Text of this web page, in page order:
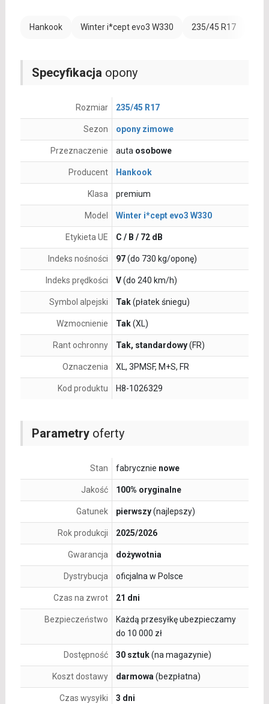
Hankook Winter i*cept evo3 W330 235/45 R17
Parametryoferty
Stan fabrycznie nowe
Jakość 100% oryginalne
Gatunek pierwszy(najlepszy)
Rok produkcji 2025/2026
Gwarancja dożywotnia
Dystrybucja oficjalna w Polsce
Czas na zwrot 21 dni
Bezpieczeństwo
Każdą przesyłkę ubezpieczamy
do 10 000 zł
Dostępność 30 sztuk(na magazynie)
Koszt dostawy darmowa (bezpłatna)
Czas wysyłki 3 dni
Specyfikacja opony
Rozmiar 235/45 R17
Sezon opony zimowe
Przeznaczenie auta osobowe
Producent Hankook
Klasa premium
Model Winter i*cept evo3 W330
Etykieta UE C / B / 72 dB
Indeks nośności 97(do 730 kg/oponę)
Indeks prędkości V(do 240 km/h)
Symbol alpejski Tak(płatek śniegu)
Wzmocnienie Tak(XL)
Rant ochronny Tak, standardowy(FR)
Oznaczenia XL, 3PMSF, M+S, FR
Kod produktu H8-1026329